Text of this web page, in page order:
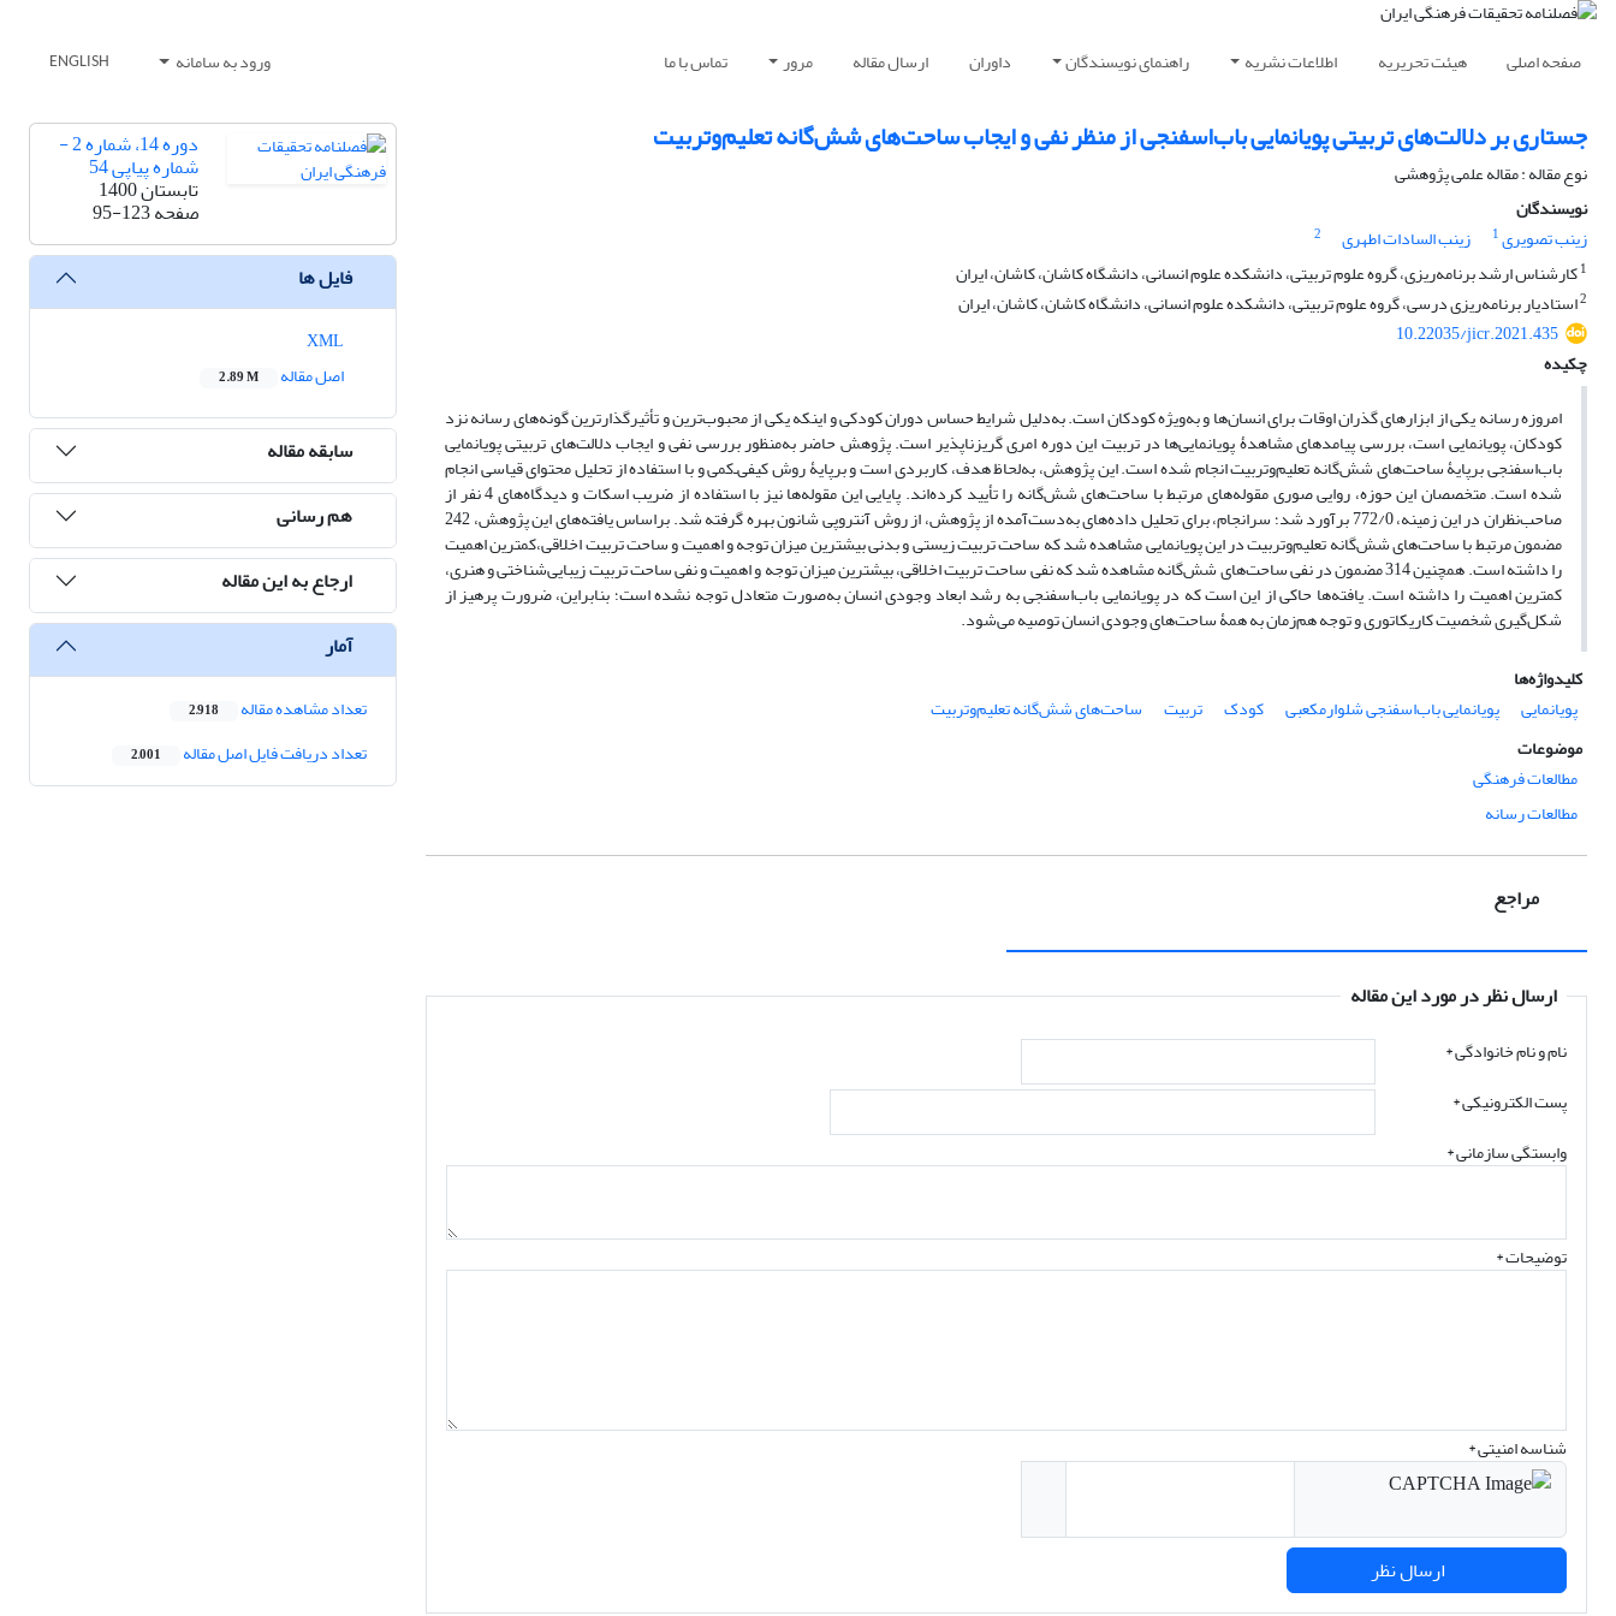
صفحه اصلی هیئت تحریریه اطلاعات نشریه راهنمای نویسندگان داوران ارسال مقاله مرور تماس با ما ورود به سامانه ENGLISH
جستاری بر دلالت‌های تربیتی پویانمایی باب‌اسفنجی از منظر نفی و ایجاب ساحت‌های شش‌گانه تعلیم‌و‌تربیت
نوع مقاله : مقاله علمی پژوهشی
نویسندگان
زینب تصویری1 زینب السادات اطهری
2
1کارشناس ارشد برنامه‌ریزی، گروه علوم تربیتی، دانشکده علوم انسانی، دانشگاه کاشان، کاشان، ایران
2استادیار برنامه‌ریزی درسی، گروه علوم تربیتی، دانشکده علوم انسانی، دانشگاه کاشان، کاشان، ایران
10.22035/jicr.2021.435
چکیده
امروزه رسانه یکی از ابزارهای گذران اوقات برای انسان‌ها و به‌ویژه کودکان است. به‌دلیل شرایط حساس دوران کودکی و اینکه یکی از محبوب‌ترین و تأثیرگذارترین گونه‌های رسانه‌ نزد
کودکان، پویانمایی است، بررسی پیامدهای مشاهدۀ پویانمایی‌ها در تربیت این دوره امری گریز‌ناپذیر است. پژوهش حاضر به‌منظور بررسی نفی و ایجاب دلالت‌های تربیتی پویانمایی
باب‌اسفنجی برپایۀ ساحت‌های شش‌گانه تعلیم‌و‌تربیت انجام شده است. این پژوهش، به‌لحاظ هدف، کاربردی است و برپایۀ روش کیفی‌ـ‌کمی و با استفاده از تحلیل محتوای قیاسی انجام‌
شده است. متخصصان این حوزه، روایی صوری مقوله‌های مرتبط با ساحت‌های شش‌گانه را تأیید کرده‌اند. پایایی این مقوله‌ها نیز با استفاده از ضریب اسکات و دیدگاه‌های 4 نفر از
صاحب‌نظران در این زمینه، 772/0 برآورد شد؛ سرانجام، برای تحلیل داده‌های به‌دست‌آمده از پژوهش، از روش آنتروپی شانون بهره گرفته شد. براساس یافته‌های این پژوهش، 242
مضمون مرتبط با ساحت‌های شش‌گانه تعلیم‌و‌تربیت در این پویانمایی مشاهده شد که ساحت تربیت زیستی و بدنی بیشترین میزان توجه و اهمیت و ساحت تربیت اخلاقی،کمترین اهمیت
را داشته است. همچنین 314 مضمون در نفی ساحت‌های شش‌گانه مشاهده شد که نفی ساحت تربیت اخلاقی، بیشترین میزان توجه و اهمیت و نفی ساحت تربیت زیبایی‌شناختی و هنری،
کمترین اهمیت را داشته است. یافته‌ها حاکی از این است که در پویانمایی باب‌اسفنجی به رشد ابعاد وجودی انسان به‌صورت متعادل توجه نشده است؛ بنابراین، ضرورت پرهیز از
شکل‌گیری شخصیت کاریکاتوری و توجه هم‌زمان به همۀ ساحت‌های وجودی انسان توصیه می‌شود.
کلیدواژه‌ها
پویانمایی
پویانمایی باب‌اسفنجی شلوارمکعبی کودک تربیت
ساحت‌های شش‌گانه تعلیم‌و‌تربیت
موضوعات
مطالعات فرهنگی
مطالعات رسانه
مراجع
ارسال نظر در مورد این مقاله
نام و نام خانوادگی*
پست الکترونیکی*
وابستگی سازمانی *
توضیحات *
شناسه امنیتی *
دوره 14، شماره 2 -
شماره پیاپی 54
تابستان 1400
صفحه95-123
فایل ها
اصل مقاله
2.89 M
سابقه مقاله
هم رسانی
ارجاع به این مقاله
آمار
تعداد مشاهده مقاله 2,918
تعداد دریافت فایل اصل مقاله 2,001